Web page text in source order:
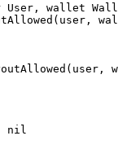
User, wallet
nil